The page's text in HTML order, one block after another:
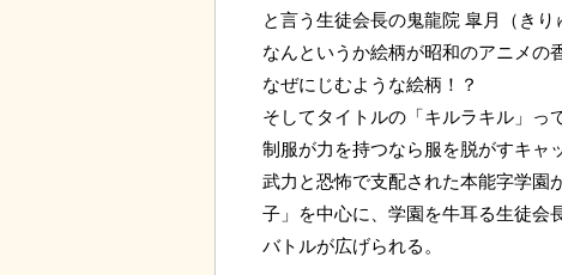
と言う生徒会長の鬼龍院 皐月（きり
なんというか絵柄が昭和のアニメの
なぜにじむような絵柄！？
そしてタイトルの「キルラキル」っ
制服が力を持つなら服を脱がすキャ
武力と恐怖で支配された本能字学園
子」を中心に、学園を牛耳る生徒会
バトルが広げられる。